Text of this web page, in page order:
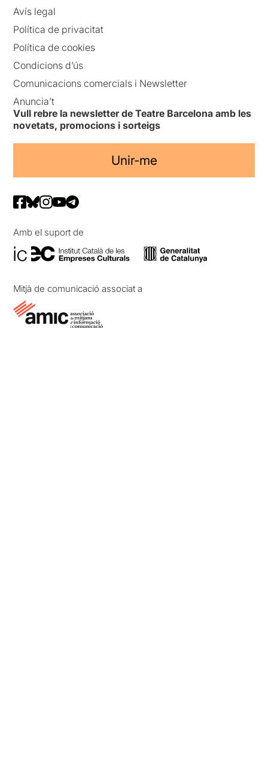
Avís legal
Política de privacitat
Política de cookies
Condicions d’ús
Comunicacions comercials i Newsletter
Anuncia’t
Vull rebre la newsletter de Teatre Barcelona amb les
novetats, promocions i sorteigs
Unir-me
Amb el suport de
Mitjà de comunicació associat a